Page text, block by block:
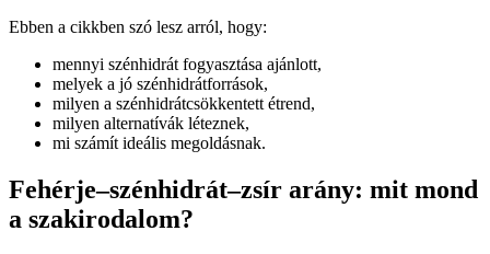
Ebben a cikkben szó lesz arról, hogy:
mennyi szénhidrát fogyasztása ajánlott,
melyek a jó szénhidrátforrások,
milyen a szénhidrátcsökkentett étrend,
milyen alternatívák léteznek,
mi számít ideális megoldásnak.
Fehérje–szénhidrát–zsír arány: mit mond
a szakirodalom?